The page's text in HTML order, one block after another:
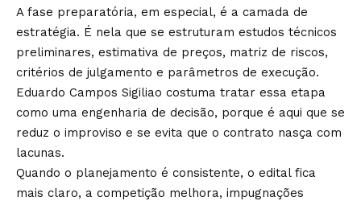
A fase preparatória, em especial, é a camada de
estratégia. É nela que se estruturam estudos técnicos
preliminares, estimativa de preços, matriz de riscos,
critérios de julgamento e parâmetros de execução.
Eduardo Campos Sigiliao costuma tratar essa etapa
como uma engenharia de decisão, porque é aqui que se
reduz o improviso e se evita que o contrato nasça com
lacunas.
Quando o planejamento é consistente, o edital fica
mais claro, a competição melhora, impugnações